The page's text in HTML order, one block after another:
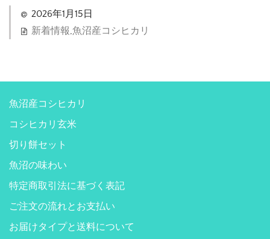
2026年1月15日
新着情報,魚沼産コシヒカリ
魚沼産コシヒカリ
コシヒカリ玄米
切り餅セット
魚沼の味わい
特定商取引法に基づく表記
ご注文の流れとお支払い
お届けタイプと送料について